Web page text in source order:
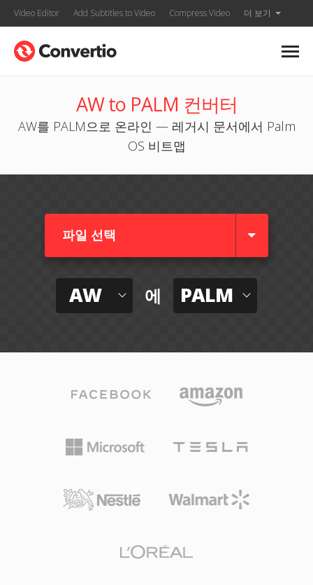
Video Editor Add Subtitles to Video Compress Video 더 보기
AW to PALM 컨버터
AW를 PALM으로 온라인 — 레거시 문서에서 Palm
OS 비트맵
파일 선택
AW 에 PALM